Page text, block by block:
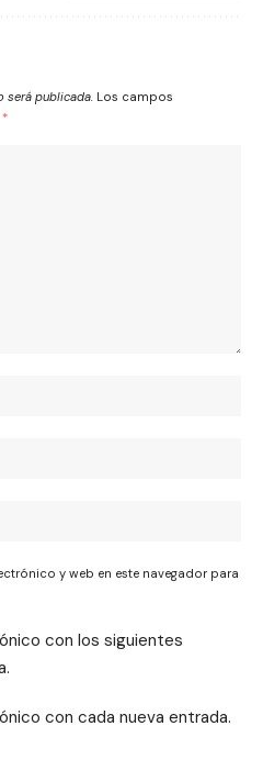
será publicada. Los campos
*
y web en este navegador para
con los siguientes
con cada nueva entrada.